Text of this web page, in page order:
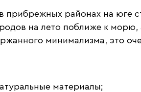
прибрежных районах на юге
на лето поближе к морю,
минимализма, это
материалы;